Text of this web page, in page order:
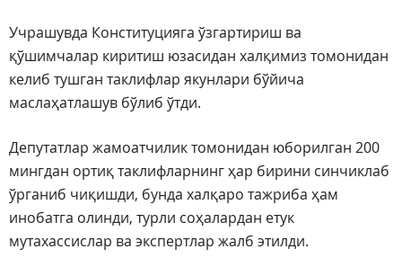
Учрашувда Конституцияга ўзгартириш ва
қўшимчалар киритиш юзасидан халқимиз томонидан
келиб тушган таклифлар якунлари бўйича
маслаҳатлашув бўлиб ўтди.
Депутатлар жамоатчилик томонидан юборилган 200
мингдан ортиқ таклифларнинг ҳар бирини синчиклаб
ўрганиб чиқишди, бунда халқаро тажриба ҳам
инобатга олинди, турли соҳалардан етук
мутахассислар ва экспертлар жалб этилди.